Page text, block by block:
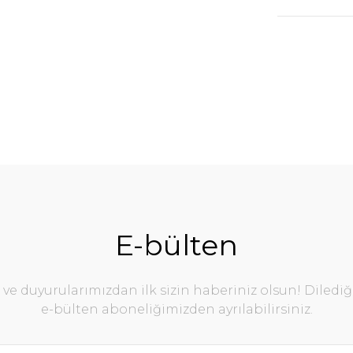
E-bülten
ve duyurularımızdan ilk sizin haberiniz olsun!
e-bülten aboneliğimizden ayrılabilirsiniz.